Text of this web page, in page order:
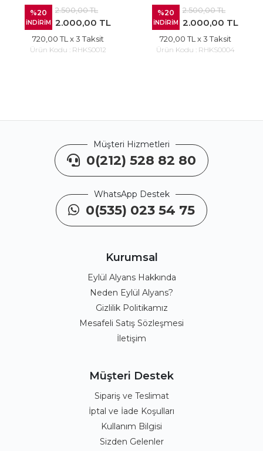
%20
İNDİRİM
2.500,00 TL
2.000,00 TL
720,00 TL x 3 Taksit
Ürün Kodu : RHKS0012
%20
İNDİRİM
2.500,00 TL
2.000,00 TL
720,00 TL x 3 Taksit
Ürün Kodu : RHKS0004
Müşteri Hizmetleri
0(212) 528 82 80
WhatsApp Destek
0(535) 023 54 75
Kurumsal
Eylül Alyans Hakkında
Neden Eylül Alyans?
Gizlilik Politikamız
Mesafeli Satış Sözleşmesi
İletişim
Müşteri Destek
Sipariş ve Teslimat
İptal ve İade Koşulları
Kullanım Bilgisi
Sizden Gelenler